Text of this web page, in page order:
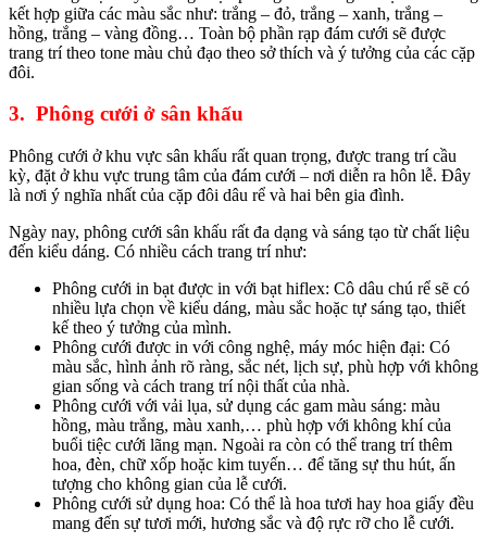
kết hợp giữa các màu sắc như: trắng – đỏ, trắng – xanh, trắng –
hồng, trắng – vàng đồng… Toàn bộ phần rạp đám cưới sẽ được
trang trí theo tone màu chủ đạo theo sở thích và ý tưởng của các cặp
đôi.
3. Phông cưới ở sân khấu
Phông cưới ở khu vực sân khấu rất quan trọng, được trang trí cầu
kỳ, đặt ở khu vực trung tâm của đám cưới – nơi diễn ra hôn lễ. Đây
là nơi ý nghĩa nhất của cặp đôi dâu rể và hai bên gia đình.
Ngày nay, phông cưới sân khấu rất đa dạng và sáng tạo từ chất liệu
đến kiểu dáng. Có nhiều cách trang trí như:
Phông cưới in bạt được in với bạt hiflex: Cô dâu chú rể sẽ có
nhiều lựa chọn về kiểu dáng, màu sắc hoặc tự sáng tạo, thiết
kế theo ý tưởng của mình.
Phông cưới được in với công nghệ, máy móc hiện đại: Có
màu sắc, hình ảnh rõ ràng, sắc nét, lịch sự, phù hợp với không
gian sống và cách trang trí nội thất của nhà.
Phông cưới với vải lụa, sử dụng các gam màu sáng: màu
hồng, màu trắng, màu xanh,… phù hợp với không khí của
buổi tiệc cưới lãng mạn. Ngoài ra còn có thể trang trí thêm
hoa, đèn, chữ xốp hoặc kim tuyến… để tăng sự thu hút, ấn
tượng cho không gian của lễ cưới.
Phông cưới sử dụng hoa: Có thể là hoa tươi hay hoa giấy đều
mang đến sự tươi mới, hương sắc và độ rực rỡ cho lễ cưới.